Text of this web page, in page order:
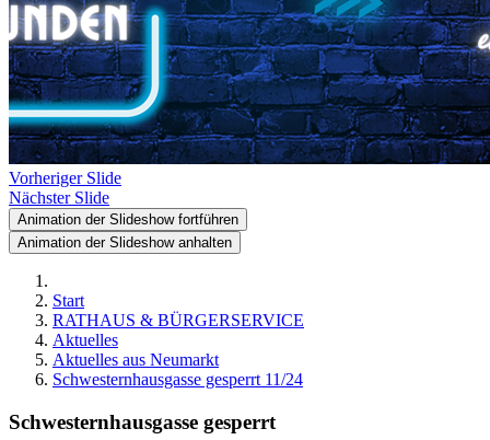
Vorheriger Slide
Nächster Slide
Animation der Slideshow fortführen
Animation der Slideshow anhalten
Start
RATHAUS & BÜRGERSERVICE
Aktuelles
Aktuelles aus Neumarkt
Schwesternhausgasse gesperrt 11/24
Schwesternhausgasse gesperrt